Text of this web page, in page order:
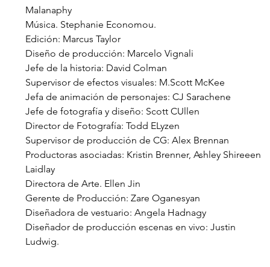
Malanaphy
Música. Stephanie Economou.
Edición: Marcus Taylor
Diseño de producción: Marcelo Vignali
Jefe de la historia: David Colman
Supervisor de efectos visuales: M.Scott McKee
Jefa de animación de personajes: CJ Sarachene
Jefe de fotografía y diseño: Scott CUllen
Director de Fotografía: Todd ELyzen
Supervisor de producción de CG: Alex Brennan
Productoras asociadas: Kristin Brenner, Ashley Shireeen
Laidlay
Directora de Arte. Ellen Jin
Gerente de Producción: Zare Oganesyan
Diseñadora de vestuario: Angela Hadnagy
Diseñador de producción escenas en vivo: Justin
Ludwig.